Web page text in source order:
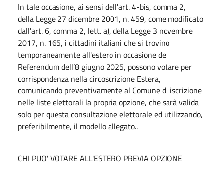
In tale occasione, ai sensi dell'art. 4-bis, comma 2,
della Legge 27 dicembre 2001, n. 459, come modificato
dall'art. 6, comma 2, lett. a), della Legge 3 novembre
2017, n. 165, i cittadini italiani che si trovino
temporaneamente all'estero in occasione dei
Referendum dell’8 giugno 2025, possono votare per
corrispondenza nella circoscrizione Estera,
comunicando preventivamente al Comune di iscrizione
nelle liste elettorali la propria opzione, che sarà valida
solo per questa consultazione elettorale ed utilizzando,
preferibilmente, il modello allegato..
CHI PUO' VOTARE ALL'ESTERO PREVIA OPZIONE